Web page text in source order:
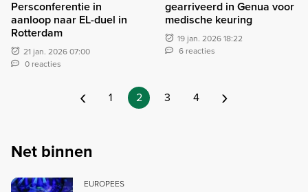
Persconferentie in
aanloop naar EL-duel in
Rotterdam
21 jan. 2026 07:00
0 reacties
gearriveerd in Genua voor
medische keuring
19 jan. 2026 18:22
6 reacties
‹ 1 2 3 4 ›
Net binnen
EUROPEES